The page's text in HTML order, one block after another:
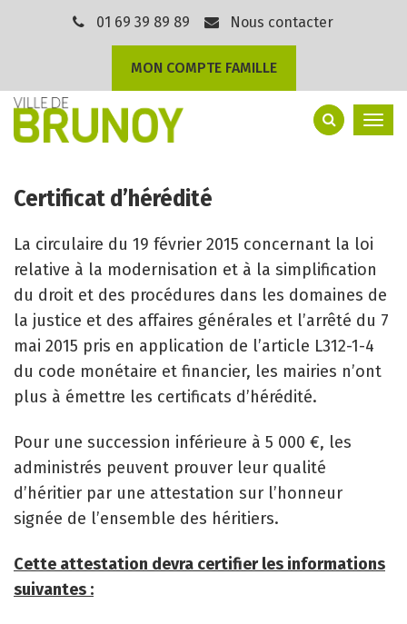
01 69 39 89 89 Nous contacter
MON COMPTE FAMILLE
Certificat d’hérédité
La circulaire du 19 février 2015 concernant la loi
relative à la modernisation et à la simplification
du droit et des procédures dans les domaines de
la justice et des affaires générales et l’arrêté du 7
mai 2015 pris en application de l’article L312-1-4
du code monétaire et financier, les mairies n’ont
plus à émettre les certificats d’hérédité.
Pour une succession inférieure à 5 000 €, les
administrés peuvent prouver leur qualité
d’héritier par une attestation sur l’honneur
signée de l’ensemble des héritiers.
Cette attestation devra certifier les informations
suivantes :